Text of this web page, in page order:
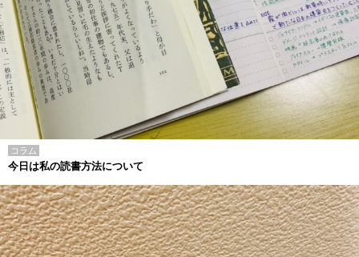
コラム
今日は私の読書方法について